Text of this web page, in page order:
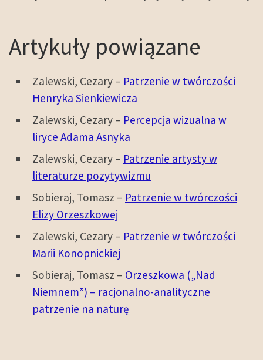
Artykuły powiązane
Zalewski, Cezary – Patrzenie w twórczości
Henryka Sienkiewicza
Zalewski, Cezary – Percepcja wizualna w
liryce Adama Asnyka
Zalewski, Cezary – Patrzenie artysty w
literaturze pozytywizmu
Sobieraj, Tomasz – Patrzenie w twórczości
Elizy Orzeszkowej
Zalewski, Cezary – Patrzenie w twórczości
Marii Konopnickiej
Sobieraj, Tomasz – Orzeszkowa („Nad
Niemnem”) – racjonalno-analityczne
patrzenie na naturę